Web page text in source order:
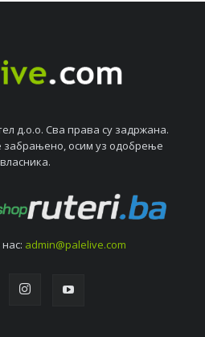
д.о.о. Сва права су задржана.
забрањeно, осим уз одобрeњe
власника.
admin@palelive.com